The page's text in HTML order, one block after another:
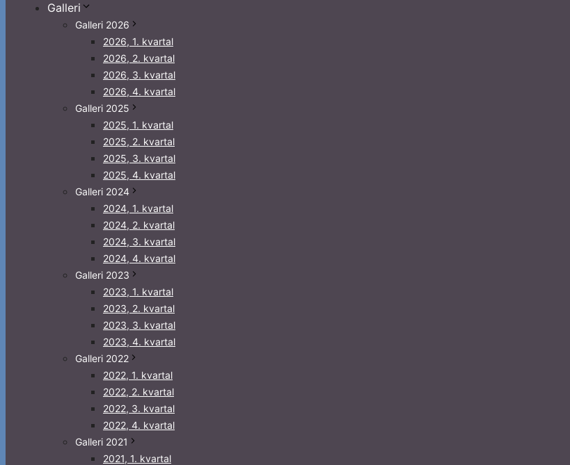
Galleri
Galleri 2026
2026, 1. kvartal
2026, 2. kvartal
2026, 3. kvartal
2026, 4. kvartal
Galleri 2025
2025, 1. kvartal
2025, 2. kvartal
2025, 3. kvartal
2025, 4. kvartal
Galleri 2024
2024, 1. kvartal
2024, 2. kvartal
2024, 3. kvartal
2024, 4. kvartal
Galleri 2023
2023, 1. kvartal
2023, 2. kvartal
2023, 3. kvartal
2023, 4. kvartal
Galleri 2022
2022, 1. kvartal
2022, 2. kvartal
2022, 3. kvartal
2022, 4. kvartal
Galleri 2021
2021, 1. kvartal